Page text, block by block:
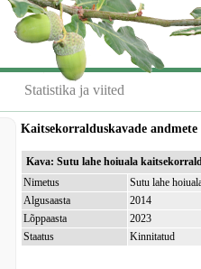
Statistika ja viited
Kaitsekorralduskavade
Kava: Sutu lahe hoiuala
Nimetus
Sutu lahe
Algusaasta
2014
Lõppaasta
2023
Staatus
Kinnitatud